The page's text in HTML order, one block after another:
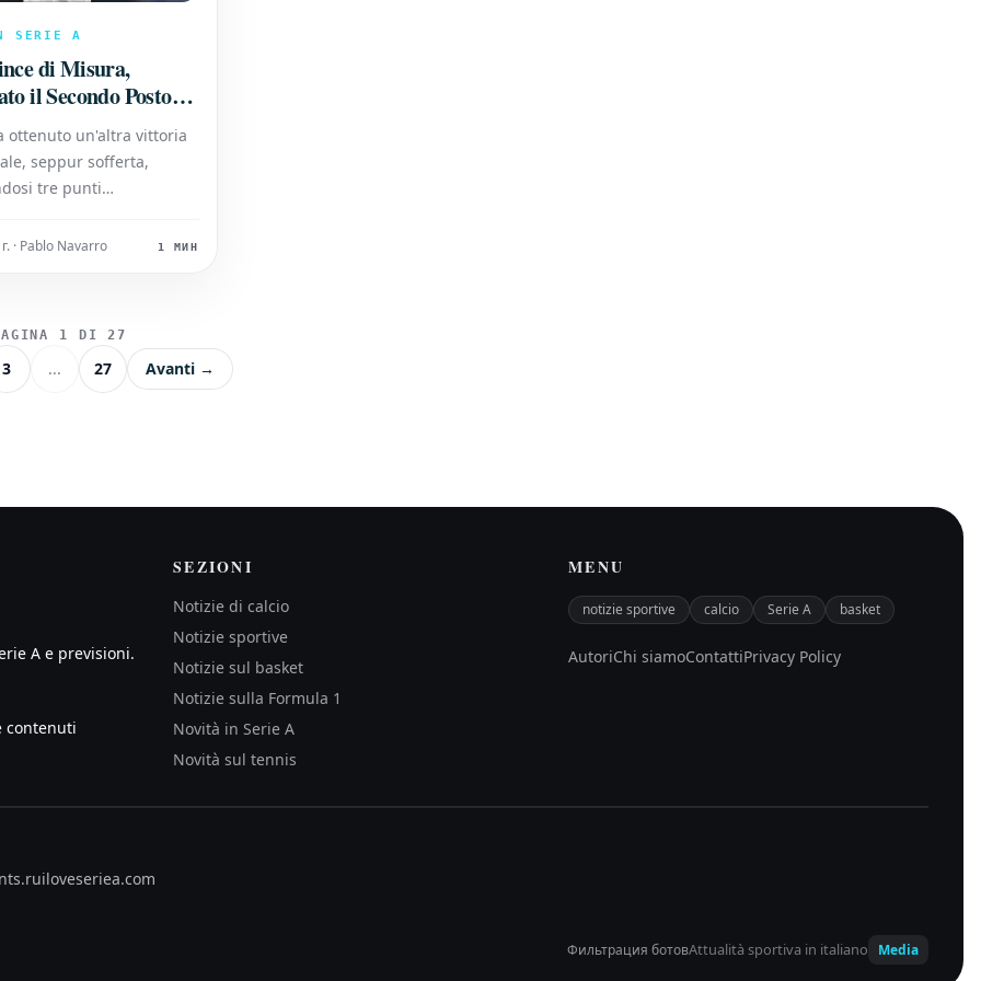
SERIE A
di Misura,
il Secondo Posto:
la Rimonta
ottenuto un'altra vittoria
seppur sofferta,
tre punti
classifica. La squadra
prezioso
· Pablo Navarro 1 МИН
1 DI 27
3 ... 27 Avanti →
A e previsioni.
contenuti
SEZIONI
Notizie di calcio
Notizie sportive
Notizie sul basket
Notizie sulla Formula 1
Novità in Serie A
Novità sul tennis
MENU
notizie sportive calcio Serie A basket
AutoriChi siamoContattiPrivacy Policy
iloveseriea.com
Фильтрация ботовAttualità sportiva in italiano Media